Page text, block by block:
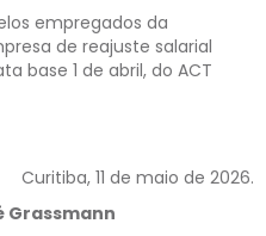
empregados da
de reajuste salarial
base 1 de abril, do ACT
Curitiba, 11 de maio de 2026.
Grassmann